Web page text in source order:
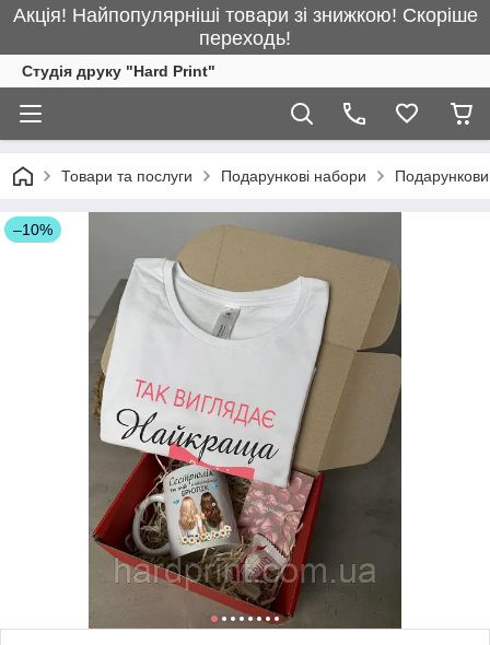
Акція! Найпопулярніші товари зі знижкою! Скоріше
переходь!
Студія друку "Hard Print"
Товари та послуги Подарункові набори
–10%